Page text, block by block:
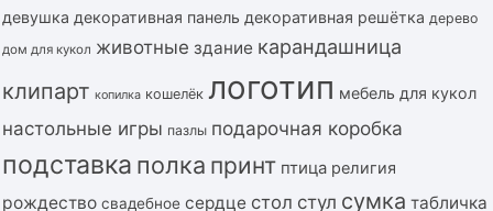
девушка декоративная панель декоративная решётка дерево
дом для кукол животные здание карандашница
клипарт копилка кошелёк логотип мебель для кукол
настольные игры пазлы подарочная коробка
подставка полка принт птица религия
рождество свадебное сердце стол стул сумка табличка